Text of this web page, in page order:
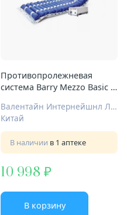
Противопролежневая
система Barry Mezzo Basic с
Валентайн Интернейшнл Лтд.
Китай
В наличии в 1 аптеке
10 998
В корзину